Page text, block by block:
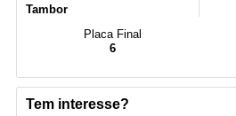
Tambor
Placa Final
6
Tem interesse?